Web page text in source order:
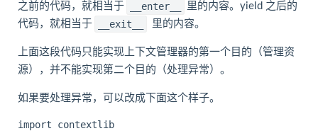
之前的代码，就相当于
__enter__
里的内容。yield 之后的
代码，就相当于
__exit__ 里的内容。
上面这段代码只能实现上下文管理器的第一个目的（管理资
源），并不能实现第二个目的（处理异常）。
如果要处理异常，可以改成下面这个样子。
import contextlib